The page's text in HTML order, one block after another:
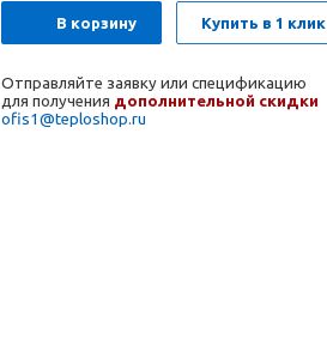
В корзину Купить в 1 клик
Отправляйте заявку или спецификацию
для получения дополнительной скидки
ofis1@teploshop.ru